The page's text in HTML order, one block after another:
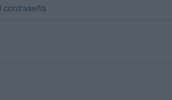
contraseña